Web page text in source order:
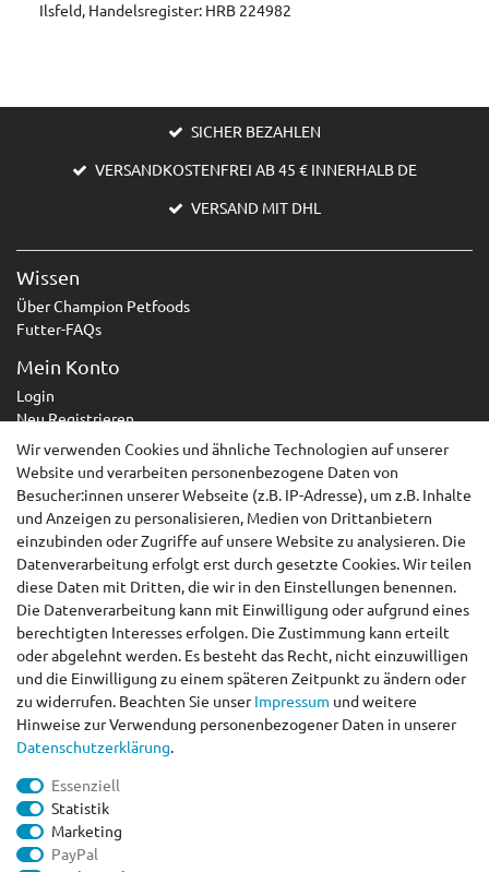
Ilsfeld, Handelsregister: HRB 224982
SICHER BEZAHLEN
VERSANDKOSTENFREI AB 45 € INNERHALB DE
VERSAND MIT DHL
Wissen
Über Champion Petfoods
Futter-FAQs
Mein Konto
Login
Neu Registrieren
Service
Zahlungsarten
Versandarten & -kosten
Kontakt
Widerrufsrecht
Widerruf erklären
AGB
Impressum
Datenschutzerklärung
Barrierefreiheitserklärung
Kontakt
+49 (0)39203/ 962101
info@peteo.de
Mo. - Fr. 9.30 - 15.30 Uhr
Wir verwenden Cookies und ähnliche Technologien auf unserer
Website und verarbeiten personenbezogene Daten von
Besucher:innen unserer Webseite (z.B. IP-Adresse), um z.B. Inhalte
und Anzeigen zu personalisieren, Medien von Drittanbietern
einzubinden oder Zugriffe auf unsere Website zu analysieren. Die
Datenverarbeitung erfolgt erst durch gesetzte Cookies. Wir teilen
diese Daten mit Dritten, die wir in den Einstellungen benennen.
Die Datenverarbeitung kann mit Einwilligung oder aufgrund eines
berechtigten Interesses erfolgen. Die Zustimmung kann erteilt
oder abgelehnt werden. Es besteht das Recht, nicht einzuwilligen
und die Einwilligung zu einem späteren Zeitpunkt zu ändern oder
zu widerrufen. Beachten Sie unserImpressum und weitere
Hinweise zur Verwendung personenbezogener Daten in unserer
Daten­schutz­erklärung.
Essenziell
Statistik
Marketing
PayPal